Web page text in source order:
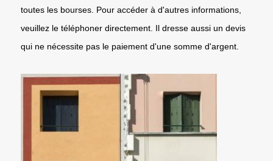
toutes les bourses. Pour accéder à d'autres informations,
veuillez le téléphoner directement. Il dresse aussi un devis
qui ne nécessite pas le paiement d'une somme d'argent.